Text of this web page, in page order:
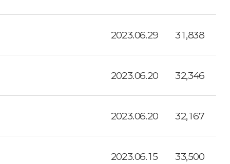
2023.06.29 31,838
2023.06.20 32,346
2023.06.20 32,167
2023.06.15 33,500